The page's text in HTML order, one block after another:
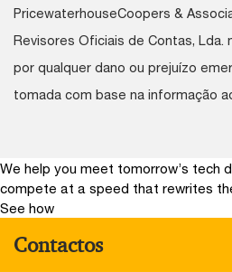
PricewaterhouseCoopers &
Revisores Oficiais de Contas, Lda.
por qualquer dano ou prejuízo
tomada com base na informação
We help you meet tomorrow’s tech
compete at a speed that rewrites
See how
Contactos